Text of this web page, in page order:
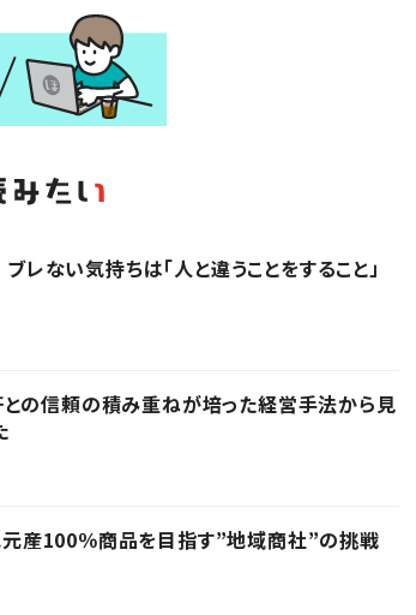
ない気持ちは「人と違うことをすること」
の信頼の積み重ねが培った経営手法から見
元産100％商品を目指す”地域商社”の挑戦